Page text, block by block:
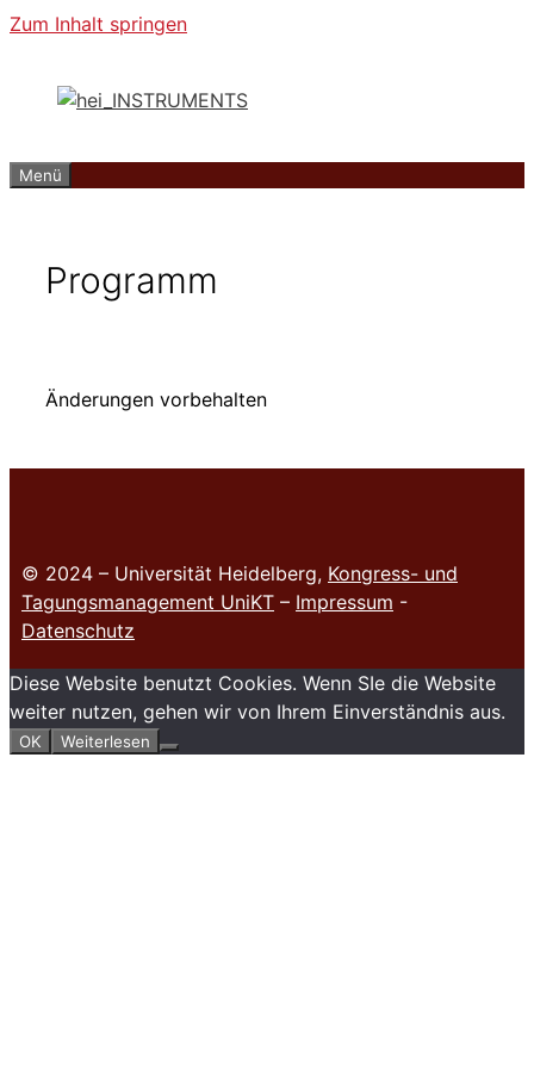
Zum Inhalt springen
Menü
Programm
Änderungen vorbehalten
© 2024 – Universität Heidelberg, Kongress- und
Tagungsmanagement UniKT – Impressum -
Datenschutz
Diese Website benutzt Cookies. Wenn SIe die Website
weiter nutzen, gehen wir von Ihrem Einverständnis aus.
OK Weiterlesen